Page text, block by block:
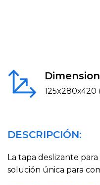
125x280x420
DESCRIPCIÓN:
La tapa deslizante
solución única para